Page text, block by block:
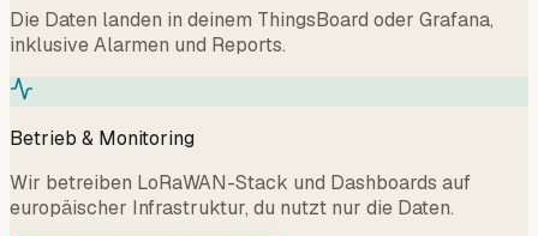
Die Daten landen in deinem ThingsBoard oder Grafana,
inklusive Alarmen und Reports.
Betrieb & Monitoring
Wir betreiben LoRaWAN-Stack und Dashboards auf
europäischer Infrastruktur, du nutzt nur die Daten.